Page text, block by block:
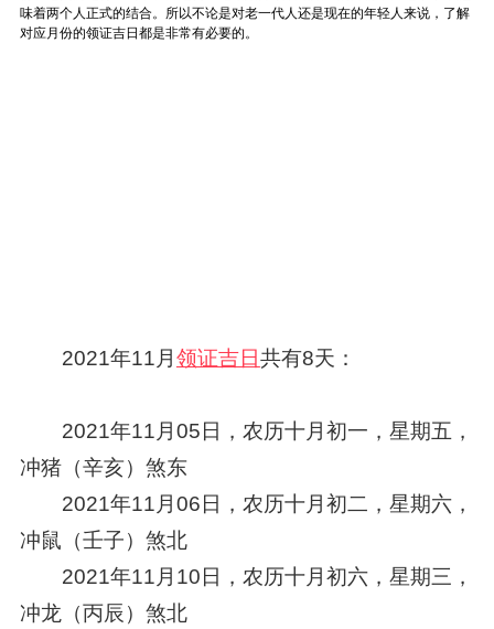
2021年11月 领证吉日共有8天：
2021年11月05日，农历十月初一，星期五，
冲猪（辛亥）煞东
2021年11月06日，农历十月初二，星期六，
冲鼠（壬子）煞北
2021年11月10日，农历十月初六，星期三，
冲龙（丙辰）煞北